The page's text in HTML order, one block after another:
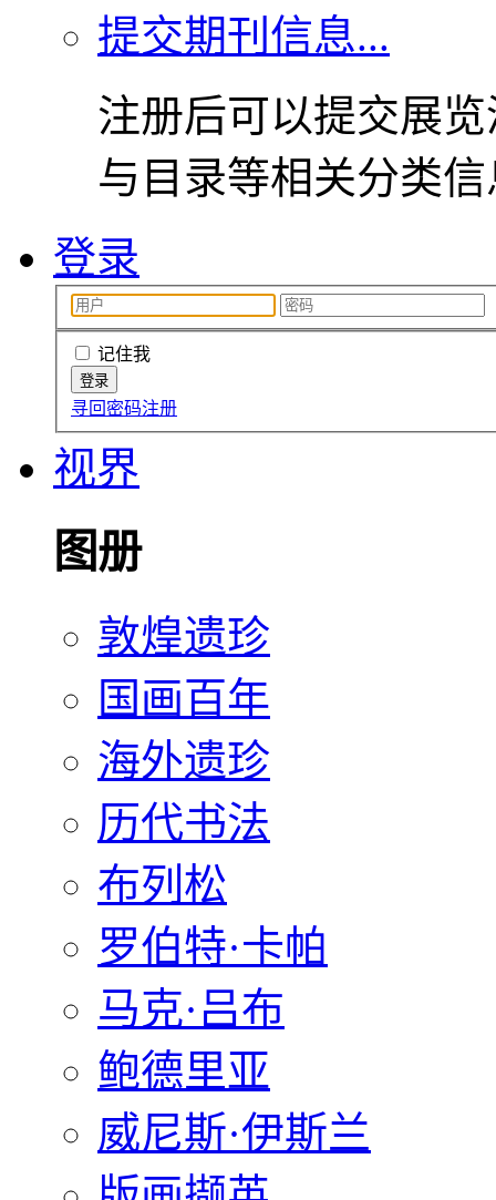
提交期刊信息...
注册后可以提交展
与目录等相关分类
登录
记住我
寻回密码注册
视界
图册
敦煌遗珍
国画百年
海外遗珍
历代书法
布列松
罗伯特·卡帕
马克·吕布
鲍德里亚
威尼斯·伊斯兰